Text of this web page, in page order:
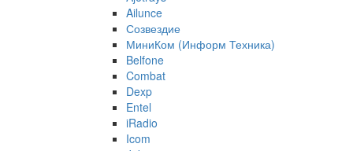
Ailunce
Созвездие
МиниКом (Информ Техника)
Belfone
Combat
Dexp
Entel
iRadio
Icom